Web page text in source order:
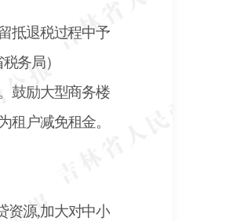
抵退税过程中予
务局）
鼓励大型商务楼
户减免租金。
资源,加大对中小